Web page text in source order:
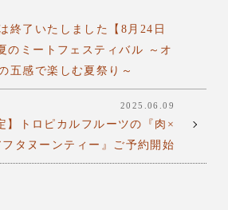
終了いたしました【8月24日
のミートフェスティバル ～オ
五感で楽しむ夏祭り～
2025.06.09
】トロピカルフルーツの『肉×
タヌーンティー』ご予約開始